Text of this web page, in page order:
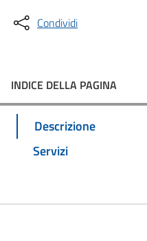
Condividi
INDICE DELLA PAGINA
Descrizione
Servizi